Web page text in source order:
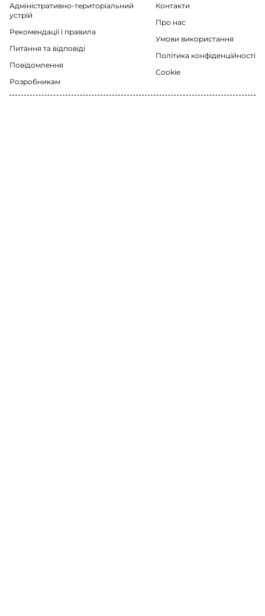
Адміністративно-територіальний
устрій
Рекомендації i правила
Питання та відповіді
Повідомлення
Розробникам
Контакти
Про нас
Умови використання
Політика конфіденційності
Cookie